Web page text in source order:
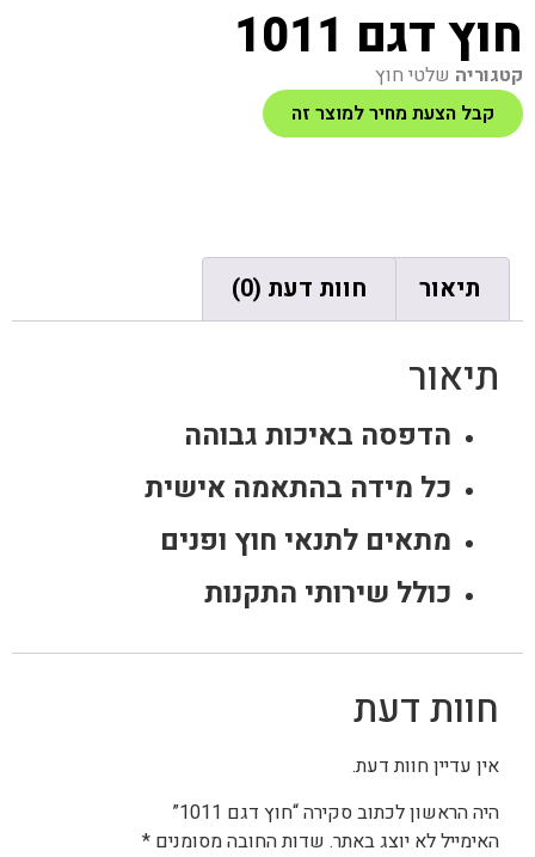
חוץ דגם 1011
קטגוריה שלטי חוץ
קבל הצעת מחיר למוצר זה
תיאור חוות דעת (0)
תיאור
הדפסה באיכות גבוהה
כל מידה בהתאמה אישית
מתאים לתנאי חוץ ופנים
כולל שירותי התקנות
חוות דעת
אין עדיין חוות דעת.
היה הראשון לכתוב סקירה “חוץ דגם 1011”
האימייל לא יוצג באתר. שדות החובה מסומנים *